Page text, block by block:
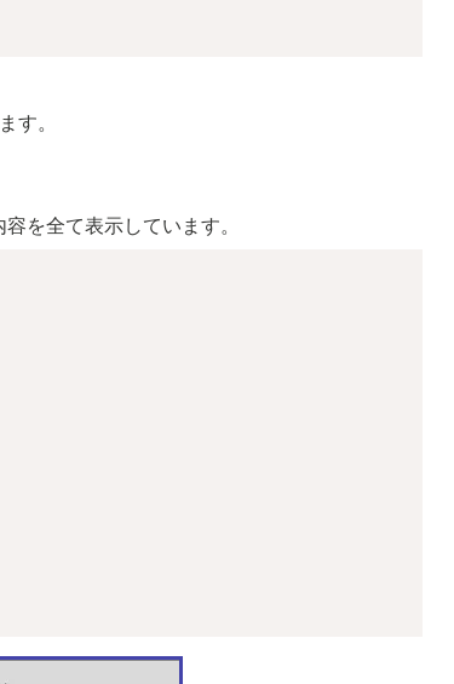
す。
を全て表示しています。